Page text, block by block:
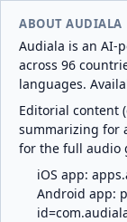
ABOUT AUDIALA
Audiala is an AI-
across 96
languages.
Editorial content
summarizing for
for the full audio
iOS app:
Android app: